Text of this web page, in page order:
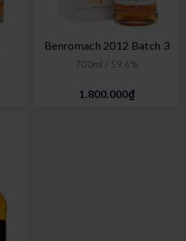
Benromach 2012 Batch 3
700ml / 59.6%
1.800.000₫